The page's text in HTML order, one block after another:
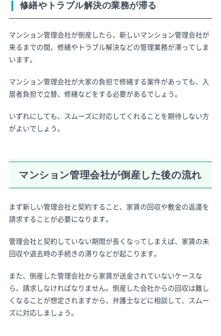
修繕やトラブル解決の業務が滞る
マンション管理会社が倒産したら、新しいマンション管理会社が
来るまでの間、修繕やトラブル解決などの管理業務が滞ってしま
います。
マンション管理会社が大家の負担で修繕する案件があっても、入
居者負担で立替、修繕などをする必要があるでしょう。
いずれにしても、スムーズに対応してくれることを期待しない方
がよいでしょう。
マンション管理会社が倒産した後の流れ
まず新しい管理会社と契約すること、家賃の回収や敷金の返還を
請求することが必要になります。
管理会社と契約していない期間が長くなってしまえば、家賃の未
回収や退去時の手続きの滞りなどが起こります。
また、倒産した管理会社から家賃が送金されていないケースな
ら、請求しなければなりません。倒産した会社からの回収は難し
くなることが想定されますから、弁護士などに相談して、スムー
ズに対応しましょう。